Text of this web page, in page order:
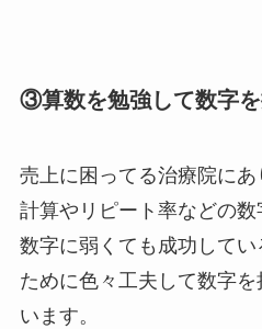
③算数を勉強して数字を
売上に困ってる治療院に
計算やリピート率などの数
数字に弱くても成功して
ために色々工夫して数字
います。